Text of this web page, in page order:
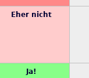
Eher nicht
Ja!